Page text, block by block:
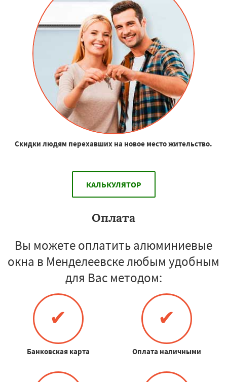
Скидки людям перехавших на новое место жительство.
КАЛЬКУЛЯТОР
Оплата
Вы можете оплатить алюминиевые
окна в Менделеевске любым удобным
для Вас методом:
✔
Банковская карта
✔
Оплата наличными